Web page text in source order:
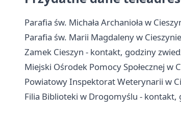
Parafia św. Michała Archanioła w
Parafia św. Marii Magdaleny w
Zamek Cieszyn - kontakt, godziny
Miejski Ośrodek Pomocy Społecznej
Powiatowy Inspektorat Weterynarii w
Filia Biblioteki w Drogomyślu - kontakt,